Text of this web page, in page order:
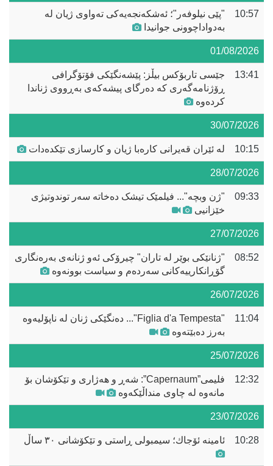
10:57
"پێی نیلوفەر"؛ ئەشکەنجەیەکی تەواوی ژیان لە
بەدواداچوونی جوانیدا
01/08/2026
13:41
جێسی تاربۆکس بیڵز: پێشەنگێکی فۆتۆگرافی
ڕۆژنامەگەری کە دەرگای پیشەکەی بەڕووی ژناندا
کردەوە
30/07/2026
10:15 لە ئێران قەیرانی کارەبا ژیان و کارسازی تێکدەدات
28/07/2026
09:33
"ژن وبچە"... فیلمێک تیشک دەخاتە سەر توندوتیژی
خێزانیی
27/07/2026
08:52
"ژنانێکی بوێر لە تاران" چیرۆکی ئەو ژنانەی بەرەنگاری
گۆڕانکارییەکانی سەردەم و سیاست بوونەوە
26/07/2026
11:04
"Figlia d'a Tempesta"... دەنگێکی ژنان لە ناپۆلیەوە
بەرز دەبێتەوە
25/07/2026
12:32
فلیمی”Capernaum”: شەڕ و هەژاری و تێکۆشان بۆ
مانەوە لە چاوی منداڵێکەوە
23/07/2026
10:28 ئامینە ئۆجاك؛ سیمبولی ڕاستی و تێکۆشانی ٣٠ ساڵ